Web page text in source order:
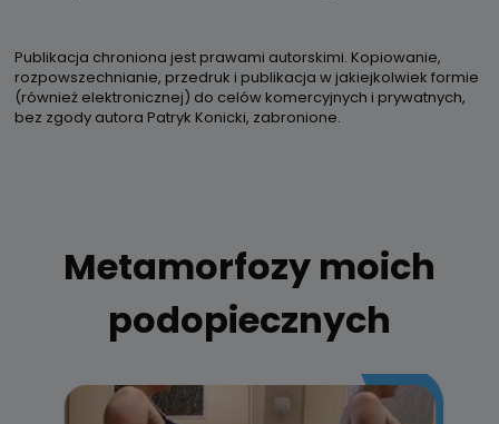
Publikacja chroniona jest prawami autorskimi. Kopiowanie,
rozpowszechnianie, przedruk i publikacja w jakiejkolwiek formie
(również elektronicznej) do celów komercyjnych i prywatnych,
bez zgody autora Patryk Konicki, zabronione.
Metamorfozy moich
podopiecznych